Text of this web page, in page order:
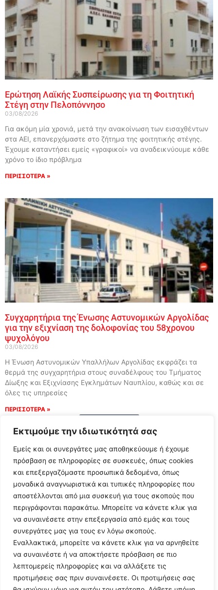
Εκτιμούμε την ιδιωτικότητά σας
Εμείς και οι συνεργάτες μας αποθηκεύουμε ή έχουμε
πρόσβαση σε πληροφορίες σε συσκευές, όπως cookies
και επεξεργαζόμαστε προσωπικά δεδομένα, όπως
μοναδικά αναγνωριστικά και τυπικές πληροφορίες που
αποστέλλονται από μια συσκευή για τους σκοπούς που
περιγράφονται παρακάτω. Μπορείτε να κάνετε κλικ για
να συναινέσετε στην επεξεργασία από εμάς και τους
συνεργάτες μας για τους εν λόγω σκοπούς.
Εναλλακτικά, μπορείτε να κάνετε κλικ για να αρνηθείτε
να συναινέστε ή να αποκτήσετε πρόσβαση σε πιο
λεπτομερείς πληροφορίες και να αλλάξετε τις
προτιμήσεις σας πριν συναινέσετε. Οι προτιμήσεις σας
Ερώτηση Λαϊκής Συσπείρωσης για τη Φοιτητική
Στέγη στην Πελοπόννησο
03/08/2026
Για ακόμη μία χρονιά, μετά την ανακοίνωση των εισαχθέντων
στα ΑΕΙ, επανερχόμαστε στο ζήτημα της φοιτητικής στέγης.
Έχουμε καταντήσει εμείς «γραφικοί» να αναδεικνύουμε κάθε
χρόνο το ίδιο πρόβλημα
ΠΕΡΙΣΣΟΤΕΡΑ »
Συγχαρητήρια της Ένωσης Αστυνομικών Αργολίδας
για την εξιχνίαση της δολοφονίας του 58χρονου
ψυχολόγου
03/08/2026
Η Ένωση Αστυνομικών Υπαλλήλων Αργολίδας εκφράζει τα
θερμά της συγχαρητήρια στους συναδέλφους του Τμήματος
Δίωξης και Εξιχνίασης Εγκλημάτων Ναυπλίου, καθώς και σε
όλες τις υπηρεσίες
ΠΕΡΙΣΣΟΤΕΡΑ »
Follow Us
© 2024 All Rights Reserved